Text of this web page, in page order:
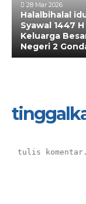
28 Mar 2026
Halalbihalal
Syawal 1447 H
Keluarga
Negeri 2